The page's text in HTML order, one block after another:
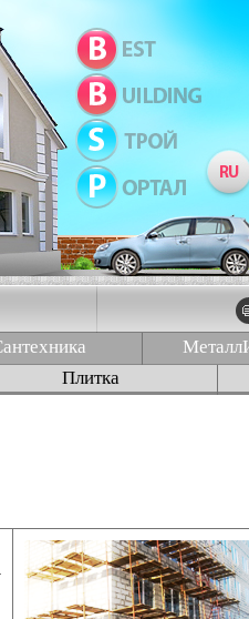
Плитка